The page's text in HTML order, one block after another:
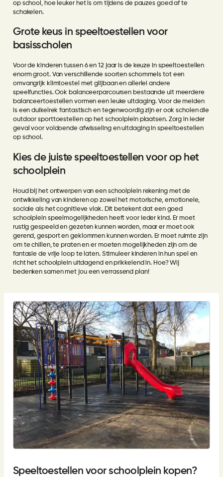
op school, hoe leuker het is om tijdens de pauzes goed af te
schakelen.
Grote keus in speeltoestellen voor
basisscholen
Voor de kinderen tussen 6 en 12 jaar is de keuze in speeltoestellen
enorm groot. Van verschillende soorten schommels tot een
omvangrijk klimtoestel met glijbaan en allerlei andere
speelfuncties. Ook balanceerparcoursen bestaande uit meerdere
balanceertoestellen vormen een leuke uitdaging. Voor de meiden
is een duikelrek fantastisch en tegenwoordig zijn er ook scholen die
outdoor sporttoestellen op het schoolplein plaatsen. Zorg in ieder
geval voor voldoende afwisseling en uitdaging in speeltoestellen
op school.
Kies de juiste speeltoestellen voor op het
schoolplein
Houd bij het ontwerpen van een schoolplein rekening met de
ontwikkeling van kinderen op zowel het motorische, emotionele,
sociale als het cognitieve vlak. Dit betekent dat een goed
schoolplein speelmogelijkheden heeft voor ieder kind. Er moet
rustig gespeeld en gezeten kunnen worden, maar er moet ook
gerend, gesport en geklommen kunnen worden. Er moet ruimte zijn
om te chillen, te praten en er moeten mogelijkheden zijn om de
fantasie de vrije loop te laten. Stimuleer kinderen in hun spel en
richt het schoolplein uitdagend en prikkelend in. Hoe? Wij
bedenken samen met jou een verrassend plan!
Speeltoestellen voor schoolplein kopen?